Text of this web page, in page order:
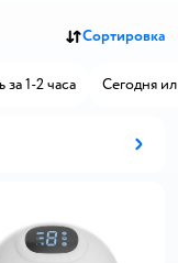
Сортировка
1-2 часа Сегодня